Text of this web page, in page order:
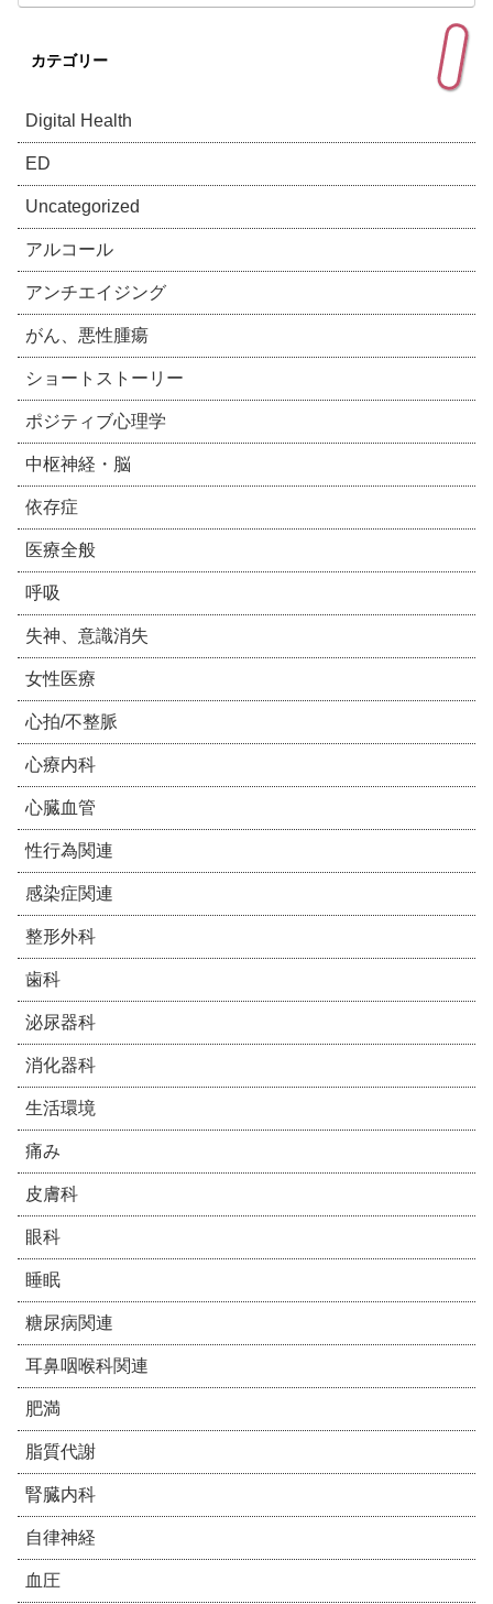
カテゴリー
Digital Health
ED
Uncategorized
アルコール
アンチエイジング
がん、悪性腫瘍
ショートストーリー
ポジティブ心理学
中枢神経・脳
依存症
医療全般
呼吸
失神、意識消失
女性医療
心拍/不整脈
心療内科
心臓血管
性行為関連
感染症関連
整形外科
歯科
泌尿器科
消化器科
生活環境
痛み
皮膚科
眼科
睡眠
糖尿病関連
耳鼻咽喉科関連
肥満
脂質代謝
腎臓内科
自律神経
血圧